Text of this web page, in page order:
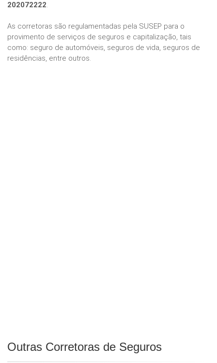
202072222.
As corretoras são regulamentadas pela SUSEP para o
provimento de serviços de seguros e capitalização, tais
como: seguro de automóveis, seguros de vida, seguros de
residências, entre outros.
Outras Corretoras de Seguros